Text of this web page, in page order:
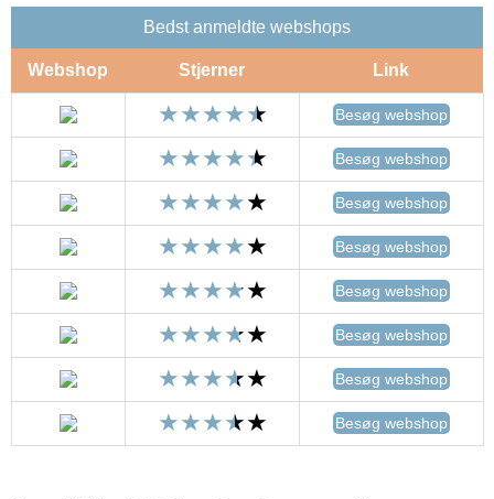
Bedst anmeldte webshops
Webshop Stjerner Link
Besøg webshop
Besøg webshop
Besøg webshop
Besøg webshop
Besøg webshop
Besøg webshop
Besøg webshop
Besøg webshop